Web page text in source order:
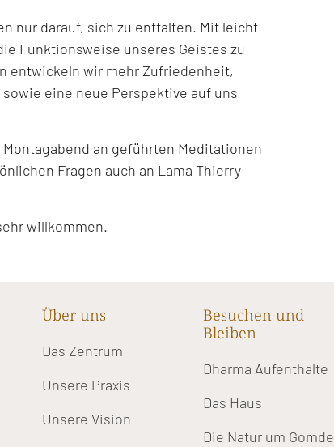
nur darauf, sich zu entfalten. Mit leicht
Funktionsweise unseres Geistes zu
entwickeln wir mehr Zufriedenheit,
eine neue Perspektive auf uns
an geführten Meditationen
Fragen auch an Lama Thierry
willkommen.
Über uns
Das Zentrum
Unsere Praxis
Unsere Vision
Besuchen und
Bleiben
Dharma Aufenthalte
Das Haus
Die Natur um Gomde